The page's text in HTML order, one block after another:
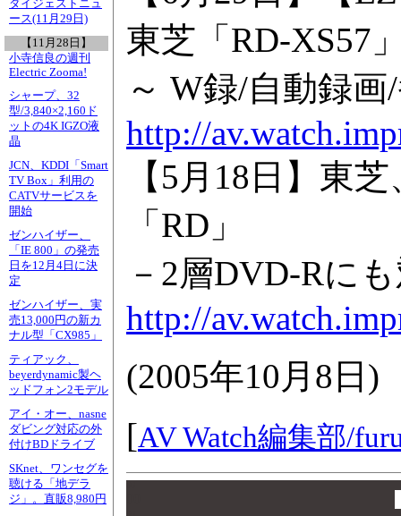
ダイジェストニュ
ース(11月29日)
【11月28日】
小寺信良の週刊
Electric Zooma!
シャープ、32
型/3,840×2,160ド
ットの4K IGZO液
晶
JCN、KDDI「Smart
TV Box」利用の
CATVサービスを
開始
ゼンハイザー、
「IE 800」の発売
日を12月4日に決
定
ゼンハイザー、実
売13,000円の新カ
ナル型「CX985」
ティアック、
beyerdynamic製ヘ
ッドフォン2モデル
アイ・オー、nasne
ダビング対応の外
付けBDドライブ
SKnet、ワンセグを
聴ける「地デラ
ジ」。直販8,980円
東芝「RD-XS57
～ W録/自動録
http://
【5月18日】東
「RD」
－2層DVD-Rに
http://
(2005年10月8日 )
[AV Watch編集部/